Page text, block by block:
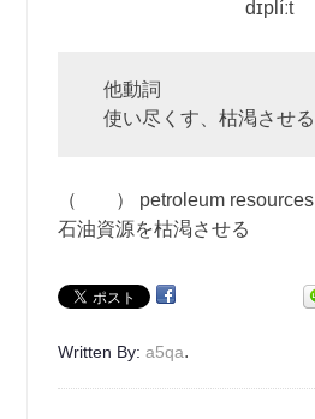
dɪplíːt
他動詞
使い尽くす、枯渇させる
（ ） petroleum resources
石油資源を枯渇させる
Written By:a5qa.